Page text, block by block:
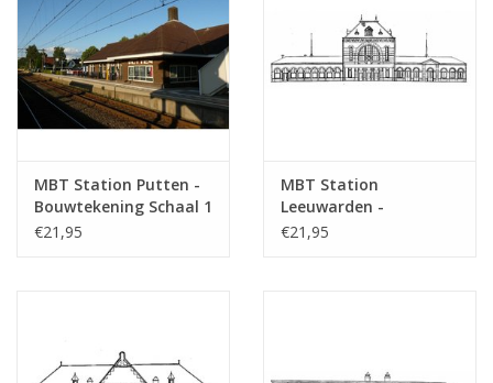
MBT Station Putten -
Bouwtekening Schaal 1
: 87 (30.00.007)
€21,95
MBT Station
Leeuwarden -
Bouwtekening Schaal 1
€21,95